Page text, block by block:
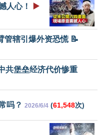
人心！
▶️
辖引爆外资恐慌 📝
堡垒经济代价惨重
吗？ 2026/6/4 (61,548次)